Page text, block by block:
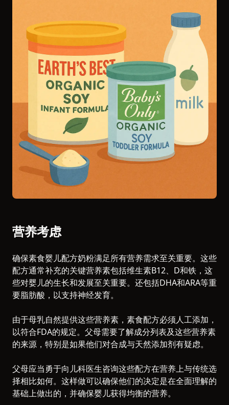
营养考虑
确保素食婴儿配方奶粉满足所有营养需求至关重要。这些
配方通常补充的关键营养素包括维生素B12、D和铁，这
些对婴儿的生长和发展至关重要。还包括DHA和ARA等重
要脂肪酸，以支持神经发育。
由于母乳自然提供这些营养素，素食配方必须人工添加，
以符合FDA的规定。父母需要了解成分列表及这些营养素
的来源，特别是如果他们对合成与天然添加剂有疑虑。
父母应当勇于向儿科医生咨询这些配方在营养上与传统选
择相比如何。这样做可以确保他们的决定是在全面理解的
基础上做出的，并确保婴儿获得均衡的营养。